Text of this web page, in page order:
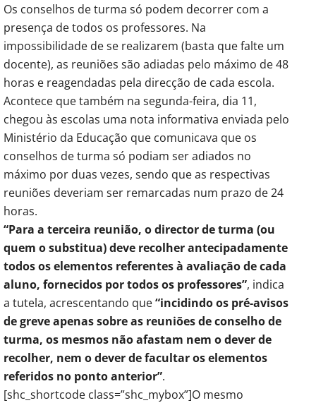
Os conselhos de turma só podem decorrer com a
presença de todos os professores. Na
impossibilidade de se realizarem (basta que falte um
docente), as reuniões são adiadas pelo máximo de 48
horas e reagendadas pela direcção de cada escola.
Acontece que também na segunda-feira, dia 11,
chegou às escolas uma nota informativa enviada pelo
Ministério da Educação que comunicava que os
conselhos de turma só podiam ser adiados no
máximo por duas vezes, sendo que as respectivas
reuniões deveriam ser remarcadas num prazo de 24
horas.
“Para a terceira reunião, o director de turma (ou
quem o substitua) deve recolher antecipadamente
todos os elementos referentes à avaliação de cada
aluno, fornecidos por todos os professores”, indica
a tutela, acrescentando que“incidindo os pré-avisos
de greve apenas sobre as reuniões de conselho de
turma, os mesmos não afastam nem o dever de
recolher, nem o dever de facultar os elementos
referidos no ponto anterior”.
[shc_shortcode class=”shc_mybox”]O mesmo